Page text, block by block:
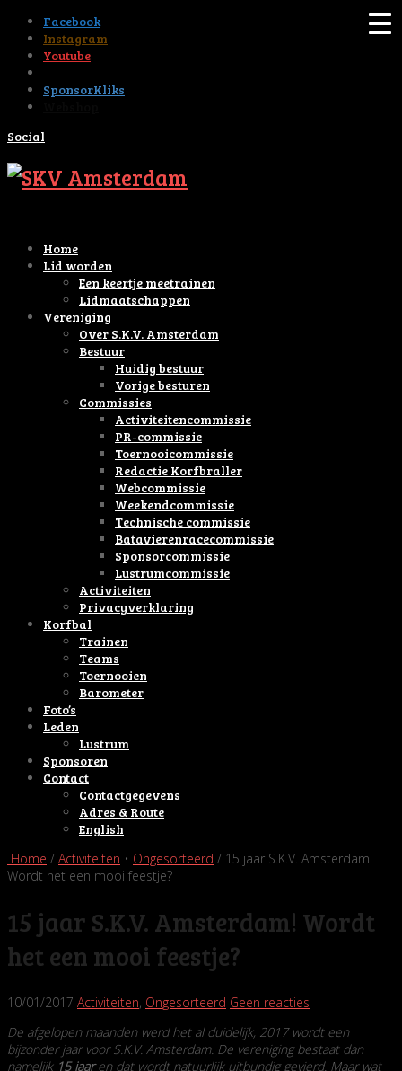
Facebook
Instagram
Youtube
SponsorKliks
Social
Home
Lid worden
Een keertje meetrainen
Lidmaatschappen
Vereniging
Over S.K.V. Amsterdam
Bestuur
Huidig bestuur
Vorige besturen
Commissies
Activiteitencommissie
PR-commissie
Toernooicommissie
Redactie Korfbraller
Webcommissie
Weekendcommissie
Technische commissie
Batavierenracecommissie
Sponsorcommissie
Lustrumcommissie
Activiteiten
Privacyverklaring
Korfbal
Trainen
Teams
Toernooien
Barometer
Foto’s
Leden
Lustrum
Sponsoren
Contact
Contactgegevens
Adres & Route
English
Home / Activiteiten • Ongesorteerd / 15 jaar S.K.V. Amsterdam!
Wordt het een mooi feestje?
15 jaar S.K.V. Amsterdam! Wordt
het een mooi feestje?
10/01/2017 Activiteiten, Ongesorteerd Geen reacties
De afgelopen maanden werd het al duidelijk, 2017 wordt een
bijzonder jaar voor S.K.V. Amsterdam. De vereniging bestaat dan
namelijk 15 jaaren dat wordt natuurlijk uitbundig gevierd. Maar wat